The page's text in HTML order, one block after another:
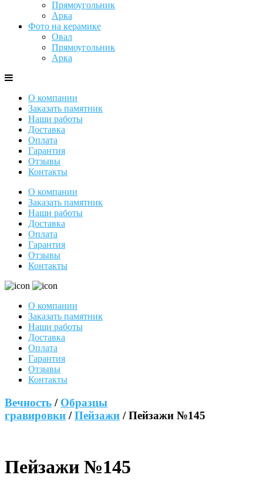
Прямоугольник
Арка
Фото на керамике
Овал
Прямоугольник
Арка
О компании
Заказать памятник
Наши работы
Доставка
Оплата
Гарантия
Отзывы
Контакты
О компании
Заказать памятник
Наши работы
Доставка
Оплата
Гарантия
Отзывы
Контакты
О компании
Заказать памятник
Наши работы
Доставка
Оплата
Гарантия
Отзывы
Контакты
Вечность / Образцы
гравировки /Пейзажи / Пейзажи №145
Пейзажи №145